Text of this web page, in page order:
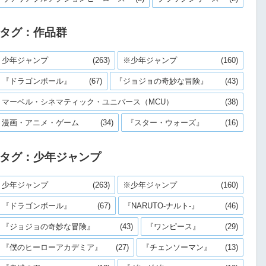
タグ：作品群
少年ジャンプ (263) ※少年ジャンプ (160)
『ドラゴンボール』 (67) 『ジョジョの奇妙な冒険』 (43)
マーベル・シネマティック・ユニバース（MCU） (38)
漫画・アニメ・ゲーム (34) 『スター・ウォーズ』 (16)
タグ：少年ジャンプ
少年ジャンプ (263) ※少年ジャンプ (160)
『ドラゴンボール』 (67) 『NARUTO-ナルト-』 (46)
『ジョジョの奇妙な冒険』 (43) 『ワンピース』 (29)
『僕のヒーローアカデミア』 (27) 『チェンソーマン』 (13)